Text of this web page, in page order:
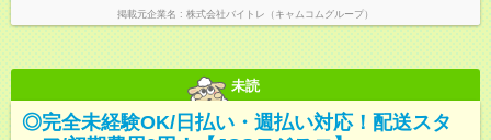
掲載元企業名 株式会社バイトレ（キャムコムグループ）
未読
◎完全未経験OK/日払い・週払い対応！配送スタ